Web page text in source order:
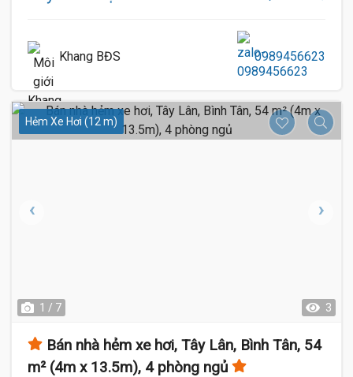
Khang BĐS 0989456623
Hẻm Xe Hơi (12 m)
1 / 7 3
Bán nhà hẻm xe hơi, Tây Lân, Bình Tân, 54
m² (4m x 13.5m), 4 phòng ngủ